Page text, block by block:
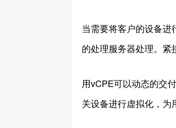
当需要将客户的设备
的处理服务器处理。紧
用vCPE可以动态的交
关设备进行虚拟化，为